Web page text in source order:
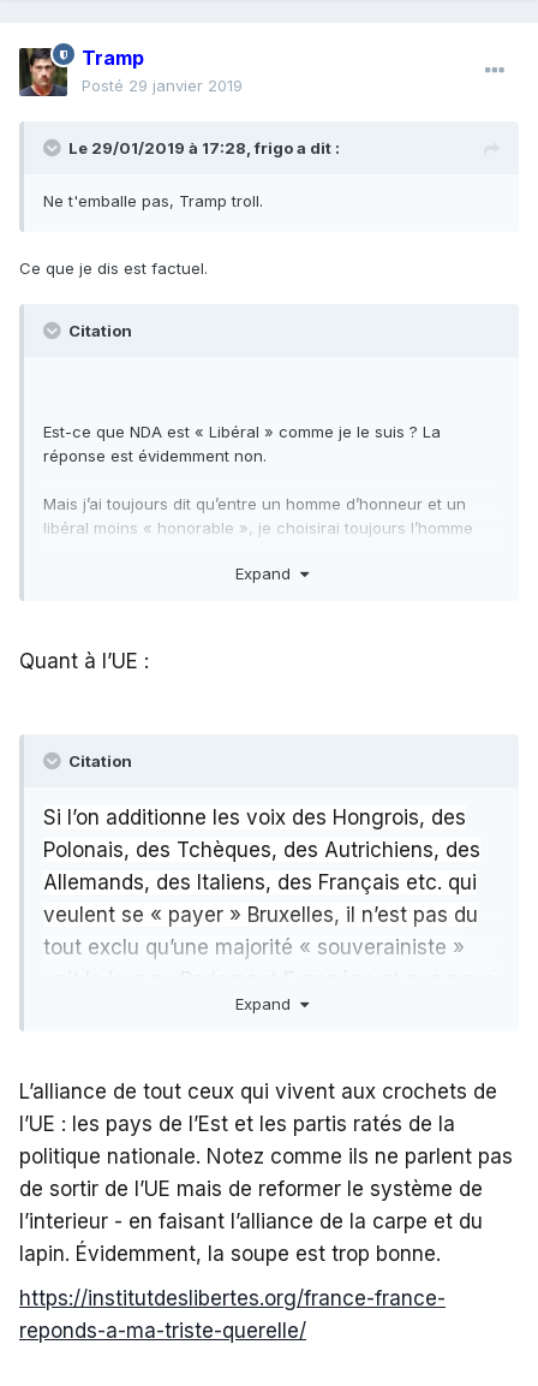
Tramp
Posté 29 janvier 2019
Le 29/01/2019 à 17:28,frigoa dit :
Ne t'emballe pas, Tramp troll.
Ce que je dis est factuel.
Citation
Est-ce que NDA est « Libéral » comme je le suis ? La
réponse est évidemment non.
Mais j’ai toujours dit qu’entre un homme d’honneur et un
libéral moins « honorable », je choisirai toujours l’homme
en vue aucun libéral, honorable ou pas.
quand les ennemis sont en train d’assiéger
Constantinople ? On a vu le résultat…Constantinople
Expand
Quant à l’UE :
Citation
Si l’on additionne les voix des Hongrois, des
Polonais, des Tchèques, des Autrichiens, des
Allemands, des Italiens, des Français etc. qui
veulent se « payer » Bruxelles, il n’est pas du
tout exclu qu’une majorité « souverainiste »
puissions enfin procéder à ce
gouverne de l’Europe alors que tous ces gens
n’ont aucune légitimité démocratique. C’est-à-
dire que, risque de se présenter une
opportunité de reformer l’Europe que nous
aimons tous, de façon démocratique, et donc
de libérer les peuples européens.
Expand
L’alliance de tout ceux qui vivent aux crochets de
l’UE : les pays de l’Est et les partis ratés de la
politique nationale. Notez comme ils ne parlent pas
de sortir de l’UE mais de reformer le système de
l’interieur - en faisant l’alliance de la carpe et du
lapin. Évidemment, la soupe est trop bonne.
https://institutdeslibertes.org/france-france-
reponds-a-ma-triste-querelle/